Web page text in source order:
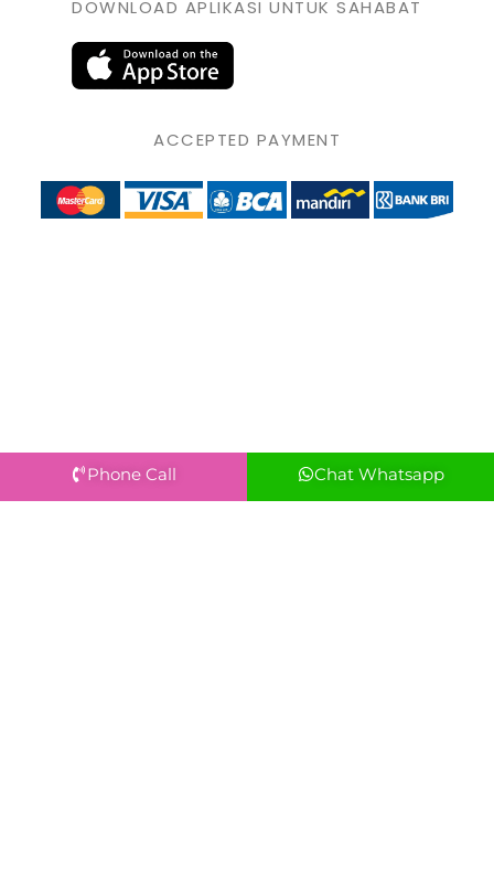
DOWNLOAD APLIKASI UNTUK SAHABAT
ACCEPTED PAYMENT
Phone Call Chat Whatsapp